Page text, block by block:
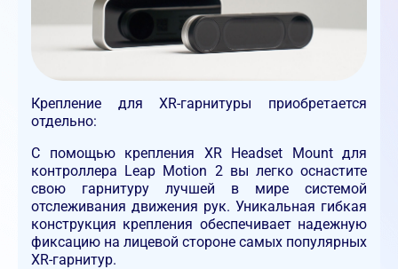
Крепление для XR-гарнитуры приобретается
отдельно:
С помощью крепления XR Headset Mount для
контроллера Leap Motion 2 вы легко оснастите
свою гарнитуру лучшей в мире системой
отслеживания движения рук. Уникальная гибкая
конструкция крепления обеспечивает надежную
фиксацию на лицевой стороне самых популярных
XR-гарнитур.